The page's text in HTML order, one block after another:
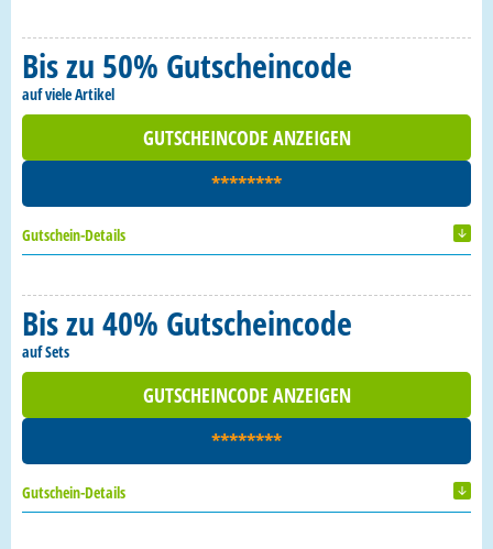
Bis zu 50% Gutscheincode
auf viele Artikel
GUTSCHEINCODE ANZEIGEN
********
Gutschein-Details
Bis zu 40% Gutscheincode
auf Sets
GUTSCHEINCODE ANZEIGEN
********
Gutschein-Details